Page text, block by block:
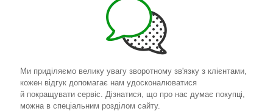
Ми приділяємо велику увагу зворотному зв'язку з клієнтами,
кожен відгук допомагає нам удосконалюватися
й покращувати сервіс. Дізнатися, що про нас думає покупці,
можна в спеціальним розділом сайту.